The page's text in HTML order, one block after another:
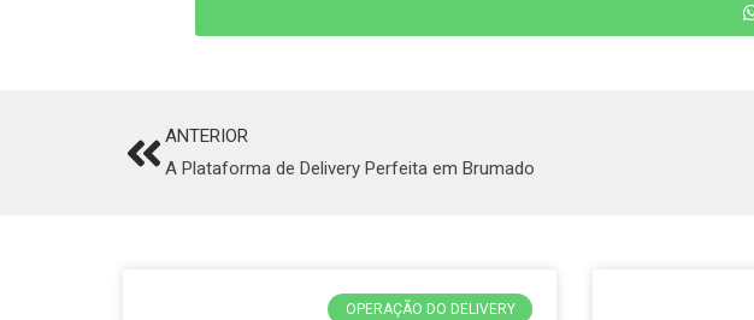
PrevANTERIOR
A Plataforma de Delivery Perfeita em Brumado
OPERAÇÃO DO DELIVERY